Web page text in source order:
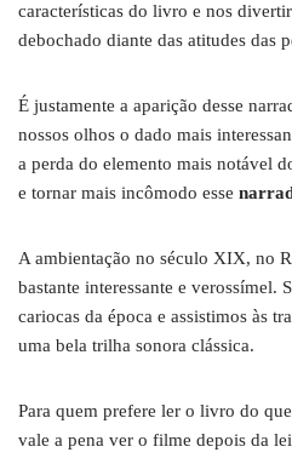
características do livro e nos
debochado diante das atitudes das
É justamente a aparição desse
nossos olhos o dado mais
a perda do elemento mais notável
e tornar mais incômodo esse
A ambientação no século XIX, no
bastante interessante e verossímel.
cariocas da época e assistimos às
uma bela trilha sonora clássica.
Para quem prefere ler o livro do
vale a pena ver o filme depois da